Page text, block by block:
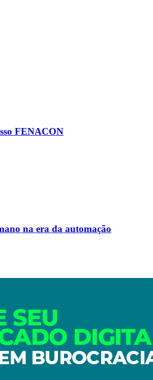
FENACON
na era da automação